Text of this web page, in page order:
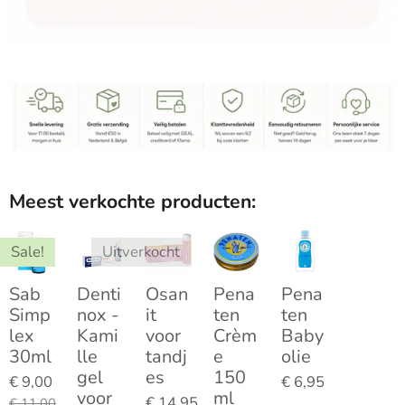
Meest verkochte producten:
Sale!
Sab
Simp
lex
30ml
€ 9,00
Denti
nox -
Kami
lle
gel
voor
Uitverkocht
Osan
it
voor
tandj
es
Pena
ten
Crèm
e
150
ml
Pena
ten
Baby
olie
€ 6,95